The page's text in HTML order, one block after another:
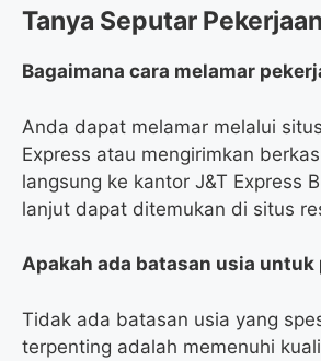
Tanya Seputar Pekerjaan
Bagaimana cara melamar
Anda dapat melamar melalui
Express atau mengirimkan
langsung ke kantor J&T Express
lanjut dapat ditemukan di situs
Apakah ada batasan usia untuk
Tidak ada batasan usia yang
terpenting adalah memenuhi